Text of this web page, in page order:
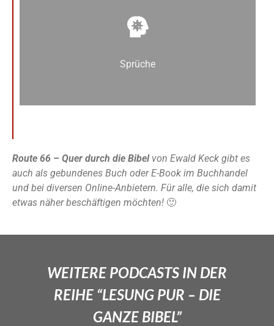
Sprüche
Route 66 – Quer durch die Bibel von Ewald Keck gibt es
auch als gebundenes Buch oder E-Book im Buchhandel
und bei diversen Online-Anbietern. Für alle, die sich damit
etwas näher beschäftigen möchten! 🙂
WEITERE PODCASTS IN DER
REIHE “LESUNG PUR – DIE
GANZE BIBEL”